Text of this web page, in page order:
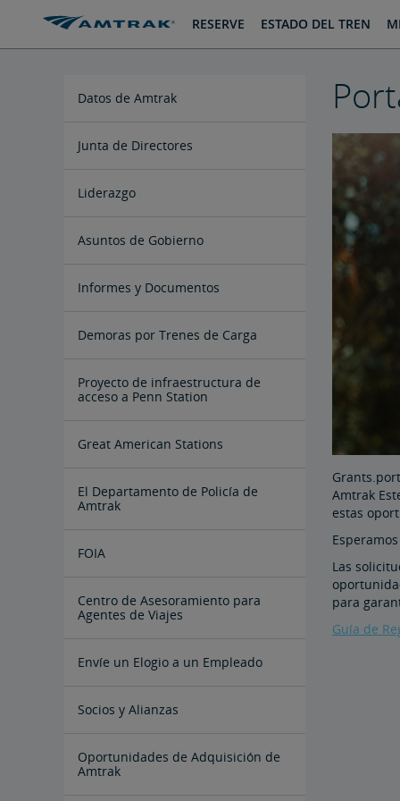
saltar
saltar RESERVE ESTADO DEL TREN
Datos de Amtrak
Folletos sobre Impacto Económico
Hojas de Datos por Estados
Preguntas Frecuentes de los
Junta de Directores
Ronald Batory
David Capozzi
Lanhee Chen, Ph.D.
Elaine Clegg
Anthony Coscia
Robert A. Gleason
Christopher Koos
Joel Szabat
Liderazgo
Asuntos de Gobierno
Testimonios ante el Congreso
Informes y Documentos
Archivo de Documentos
Demoras por Trenes de Carga
Proyecto de infraestructura de
acceso a Penn Station
Great American Stations
El Departamento de Policía de
Amtrak
FOIA
Instrucciones para Enviar una
Solicitud FOIA
Centro de Asesoramiento para
Agentes de Viajes
Agente de viajes corporativos
Cambios y Reintegros
Envíe un Elogio a un Empleado
Socios y Alianzas
Oportunidades de Adquisición de
Amtrak
Amtrak
estas
Las
para
Guía de